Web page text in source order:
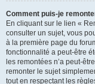
Comment puis-je
En cliquant sur le lien «
consulter un sujet, vous
à la première page du
fonctionnalité a peut-être
les remontées n’a peut-
remonter le sujet
tout en respectant les